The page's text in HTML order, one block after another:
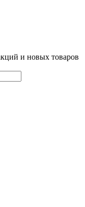
и новых товаров